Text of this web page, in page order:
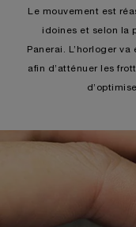
Le mouvement est
idoines et selon la
Panerai. L’horloger
afin d’atténuer les